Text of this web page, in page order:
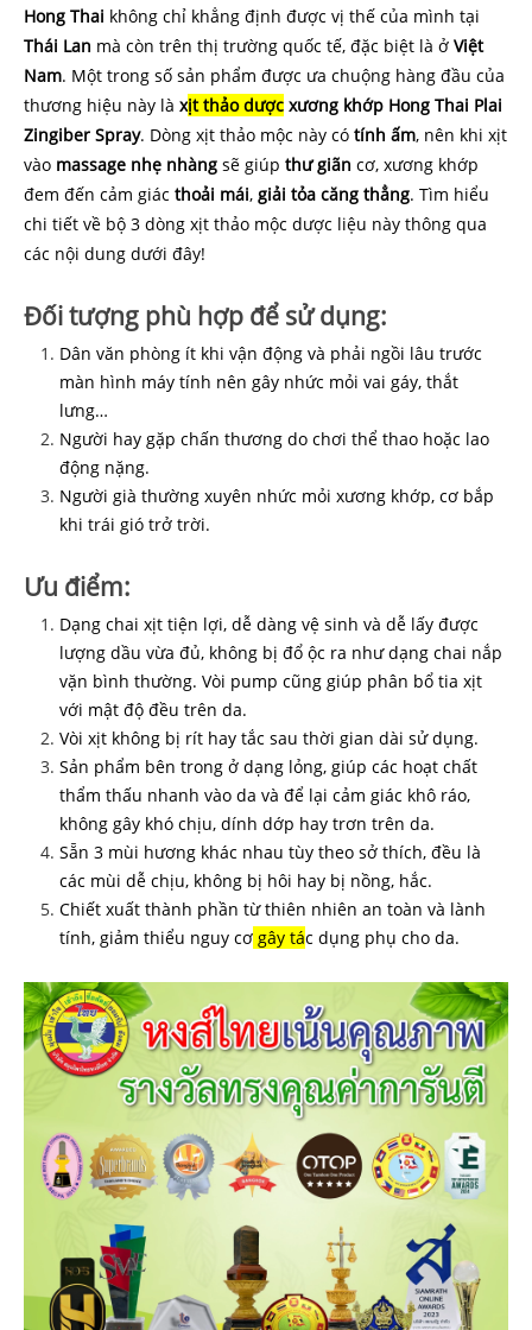
Hong Thai không chỉ khẳng định được vị thế của mình tại
Thái Lan mà còn trên thị trường quốc tế, đặc biệt là ở Việt
Nam. Một trong số sản phẩm được ưa chuộng hàng đầu của
thương hiệu này là xịt thảo dược xương khớp Hong Thai Plai
Zingiber Spray. Dòng xịt thảo mộc này có tính ấm, nên khi xịt
vào massage nhẹ nhàng sẽ giúp thư giãn cơ, xương khớp
đem đến cảm giác thoải mái, giải tỏa căng thẳng. Tìm hiểu
chi tiết về bộ 3 dòng xịt thảo mộc dược liệu này thông qua
các nội dung dưới đây!
Đối tượng phù hợp để sử dụng:
Dân văn phòng ít khi vận động và phải ngồi lâu trước
màn hình máy tính nên gây nhức mỏi vai gáy, thắt
lưng…
Người hay gặp chấn thương do chơi thể thao hoặc lao
động nặng.
Người già thường xuyên nhức mỏi xương khớp, cơ bắp
khi trái gió trở trời.
Ưu điểm:
Dạng chai xịt tiện lợi, dễ dàng vệ sinh và dễ lấy được
lượng dầu vừa đủ, không bị đổ ộc ra như dạng chai nắp
vặn bình thường. Vòi pump cũng giúp phân bổ tia xịt
với mật độ đều trên da.
Vòi xịt không bị rít hay tắc sau thời gian dài sử dụng.
Sản phẩm bên trong ở dạng lỏng, giúp các hoạt chất
thẩm thấu nhanh vào da và để lại cảm giác khô ráo,
không gây khó chịu, dính dớp hay trơn trên da.
Sẵn 3 mùi hương khác nhau tùy theo sở thích, đều là
các mùi dễ chịu, không bị hôi hay bị nồng, hắc.
Chiết xuất thành phần từ thiên nhiên an toàn và lành
tính, giảm thiểu nguy cơ gây tác dụng phụ cho da.